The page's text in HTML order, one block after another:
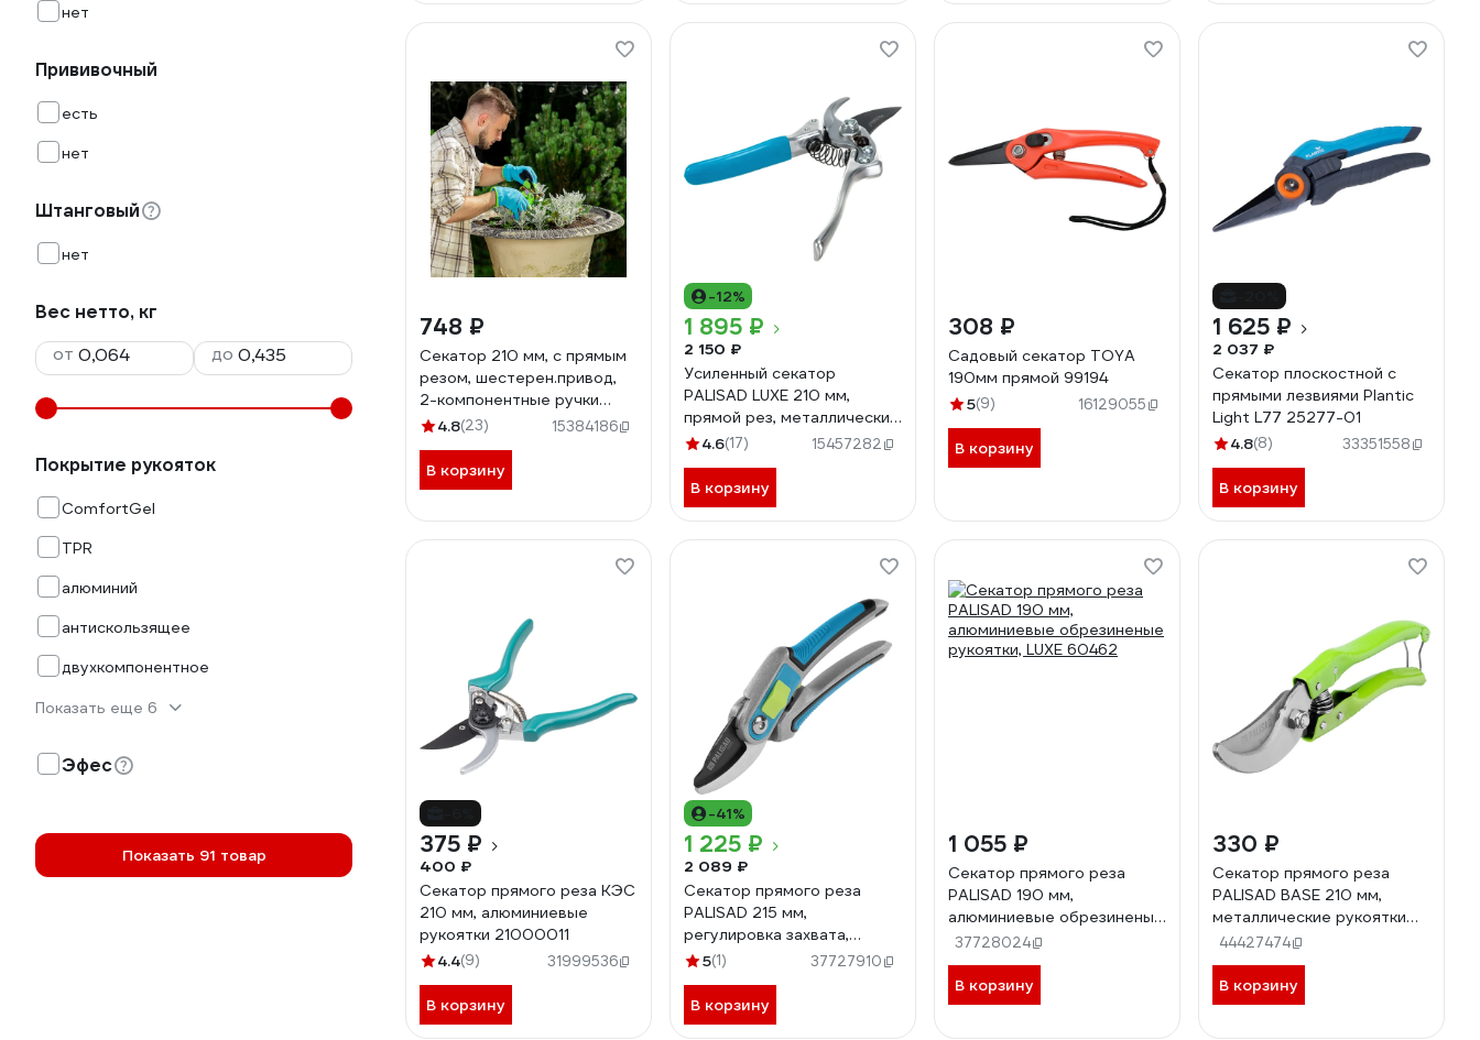
нет
Прививочный
есть
нет
Штанговый
нет
Вес нетто, кг
от
до
Покрытие рукояток
ComfortGel
TPR
алюминий
антискользящее
двухкомпонентное
Показать еще 6
Эфес
Показать 91 товар
748 ₽
Секатор 210 мм, с прямым
резом, шестерен.привод,
2-компонентные ручки
PALISAD 60532
4.8(23) 15384186
В корзину
-12%
1 895 ₽
2 150 ₽
Усиленный секатор
PALISAD LUXE 210 мм,
прямой рез, металлические
рукоятки 60501
4.6(17) 15457282
В корзину
308 ₽
Садовый секатор TOYA
190мм прямой 99194
5(9) 16129055
В корзину
1 625 ₽
2 037 ₽
Секатор плоскостной с
прямыми лезвиями Plantic
Light L77 25277-01
4.8(8) 33351558
В корзину
375 ₽
400 ₽
Секатор прямого реза КЭС
210 мм, алюминиевые
рукоятки 21000011
4.4(9) 31999536
В корзину
-41%
1 225 ₽
2 089 ₽
Секатор прямого реза
PALISAD 215 мм,
регулировка захвата,
трехкомпонентные
5(1) 37727910
В корзину
1 055 ₽
Секатор прямого реза
PALISAD 190 мм,
алюминиевые обрезиненые
рукоятки, LUXE 60462
37728024
В корзину
330 ₽
Секатор прямого реза
PALISAD BASE 210 мм,
металлические рукоятки
60450
44427474
В корзину